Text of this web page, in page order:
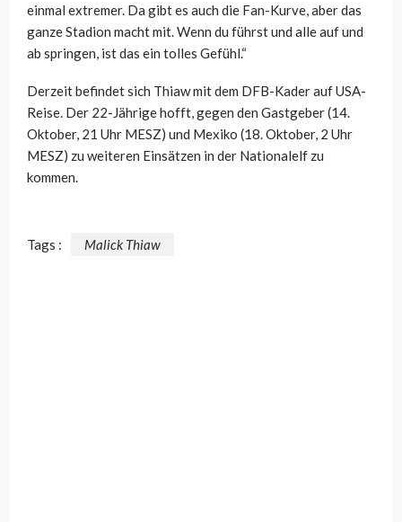
einmal extremer. Da gibt es auch die Fan-Kurve, aber das
ganze Stadion macht mit. Wenn du führst und alle auf und
ab springen, ist das ein tolles Gefühl.“
Derzeit befindet sich Thiaw mit dem DFB-Kader auf USA-
Reise. Der 22-Jährige hofft, gegen den Gastgeber (14.
Oktober, 21 Uhr MESZ) und Mexiko (18. Oktober, 2 Uhr
MESZ) zu weiteren Einsätzen in der Nationalelf zu
kommen.
Tags : Malick Thiaw